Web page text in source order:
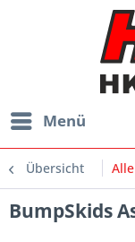
Menü
Übersicht
BumpSkids